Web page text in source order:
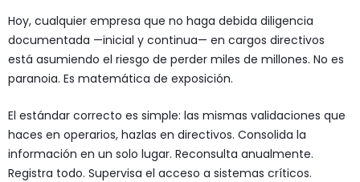
Hoy, cualquier empresa que no haga debida diligencia
documentada —inicial y continua— en cargos directivos
está asumiendo el riesgo de perder miles de millones. No es
paranoia. Es matemática de exposición.
El estándar correcto es simple: las mismas validaciones que
haces en operarios, hazlas en directivos. Consolida la
información en un solo lugar. Reconsulta anualmente.
Registra todo. Supervisa el acceso a sistemas críticos.